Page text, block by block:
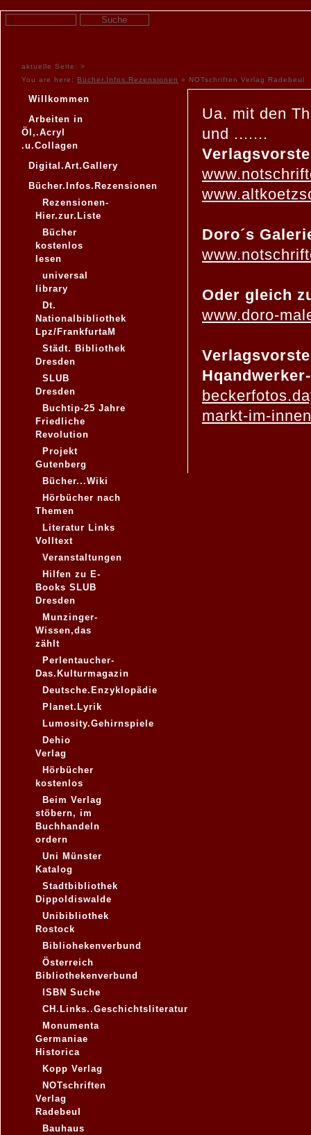
aktuelle Seite: >
You are here: Bücher.Infos.Rezensionen » NOTschriften Verlag Radebeul
Willkommen
Arbeiten in
Öl,.Acryl
.u.Collagen
Digital.Art.Gallery
Bücher.Infos.Rezensionen
Rezensionen-
Hier.zur.Liste
Bücher
kostenlos
lesen
universal
library
Dt.
Nationalbibliothek
Lpz/FrankfurtaM
Städt. Bibliothek
Dresden
SLUB
Dresden
Buchtip-25 Jahre
Friedliche
Revolution
Projekt
Gutenberg
Bücher...Wiki
Hörbücher nach
Themen
Literatur Links
Volltext
Veranstaltungen
Hilfen zu E-
Books SLUB
Dresden
Munzinger-
Wissen,das
zählt
Perlentaucher-
Das.Kulturmagazin
Deutsche.Enzyklopädie
Planet.Lyrik
Lumosity.Gehirnspiele
Dehio
Verlag
Hörbücher
kostenlos
Beim Verlag
stöbern, im
Buchhandeln
ordern
Uni Münster
Katalog
Stadtbibliothek
Dippoldiswalde
Unibibliothek
Rostock
Bibliohekenverbund
Österreich
Bibliothekenverbund
ISBN Suche
CH.Links..Geschichtsliteratur
Monumenta
Germaniae
Historica
Kopp Verlag
NOTschriften
Verlag
Radebeul
Bauhaus
Ua. mit den
und .......
Doro´s
Oder gleich
www.doro-
markt-im-